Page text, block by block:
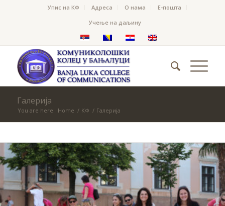
Упис на КФ Адреса О нама
Е-пошта
Учење на даљину
Галерија
You are here: Home / КФ / Галерија